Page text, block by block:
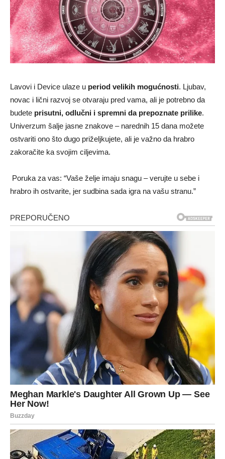
Lavovi i Device ulaze u period velikih mogućnosti. Ljubav,
novac i lični razvoj se otvaraju pred vama, ali je potrebno da
budete prisutni, odlučni i spremni da prepoznate prilike.
Univerzum šalje jasne znakove – narednih 15 dana možete
ostvariti ono što dugo priželjkujete, ali je važno da hrabro
zakoračite ka svojim ciljevima.
Poruka za vas: “Vaše želje imaju snagu – verujte u sebe i
hrabro ih ostvarite, jer sudbina sada igra na vašu stranu.”